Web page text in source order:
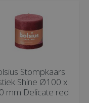
Stompkaars
Shine Ø100 x
mm Delicate red